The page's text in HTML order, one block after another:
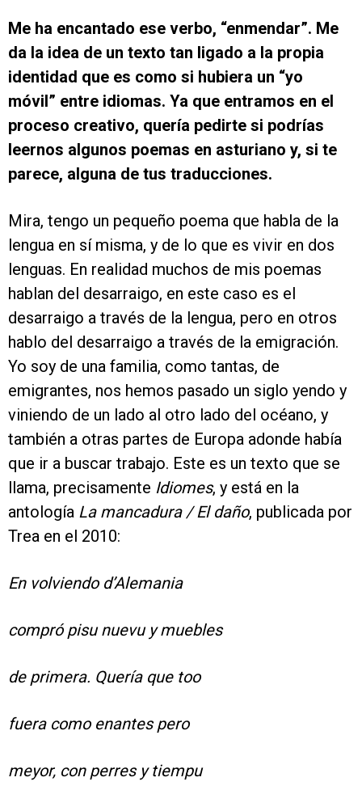
Me ha encantado ese verbo, “enmendar”. Me
da la idea de un texto tan ligado a la propia
identidad que es como si hubiera un “yo
móvil” entre idiomas. Ya que entramos en el
proceso creativo, quería pedirte si podrías
leernos algunos poemas en asturiano y, si te
parece, alguna de tus traducciones.
Mira, tengo un pequeño poema que habla de la
lengua en sí misma, y de lo que es vivir en dos
lenguas. En realidad muchos de mis poemas
hablan del desarraigo, en este caso es el
desarraigo a través de la lengua, pero en otros
hablo del desarraigo a través de la emigración.
Yo soy de una familia, como tantas, de
emigrantes, nos hemos pasado un siglo yendo y
viniendo de un lado al otro lado del océano, y
también a otras partes de Europa adonde había
que ir a buscar trabajo. Este es un texto que se
llama, precisamente Idiomes, y está en la
antología La mancadura / El daño, publicada por
Trea en el 2010:
En volviendo d’Alemania
compró pisu nuevu y muebles
de primera. Quería que too
fuera como enantes pero
meyor, con perres y tiempu